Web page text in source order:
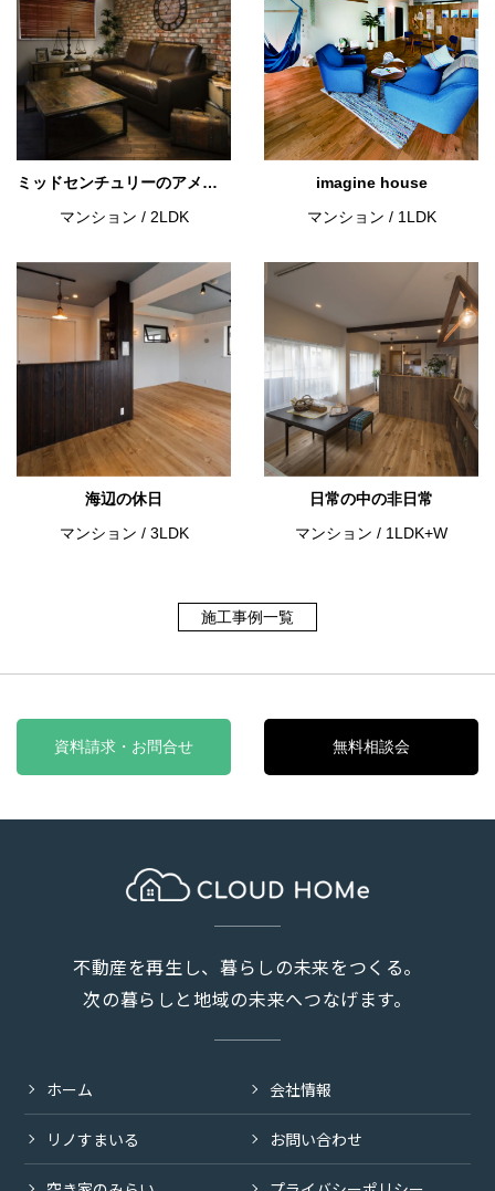
ミッドセンチュリーのアメリカンテイスト。 ポイントは、きれいすぎないこと。
マンション / 2LDK
imagine house
マンション / 1LDK
海辺の休日
マンション / 3LDK
日常の中の非日常
マンション / 1LDK+W
施工事例一覧
資料請求・お問合せ 無料相談会
不動産を再生し、暮らしの未来をつくる。
次の暮らしと地域の未来へつなげます。
ホーム
リノすまいる
会社情報
お問い合わせ